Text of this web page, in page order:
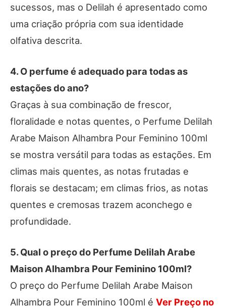
sucessos, mas o Delilah é apresentado como
uma criação própria com sua identidade
olfativa descrita.
4. O perfume é adequado para todas as
estações do ano?
Graças à sua combinação de frescor,
floralidade e notas quentes, o Perfume Delilah
Arabe Maison Alhambra Pour Feminino 100ml
se mostra versátil para todas as estações. Em
climas mais quentes, as notas frutadas e
florais se destacam; em climas frios, as notas
quentes e cremosas trazem aconchego e
profundidade.
5. Qual o preço do Perfume Delilah Arabe
Maison Alhambra Pour Feminino 100ml?
O preço do Perfume Delilah Arabe Maison
Alhambra Pour Feminino 100ml é Ver Preço no